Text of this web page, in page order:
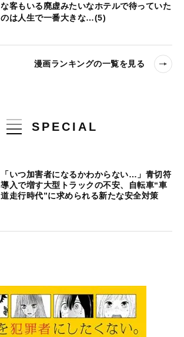
な客もいる廃虚みたいなホテルで待っていた
のは人生で一番大きな…(5)
漫画ランキングの一覧を見る
SPECIAL
「いつ加害者になるかわからない…」青切符
導入で増す大型トラックの不安、自転車“車
道走行時代”に求められる新たな安全対策